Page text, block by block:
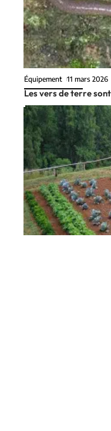
Équipement 11 mars 2026
Les vers de terre